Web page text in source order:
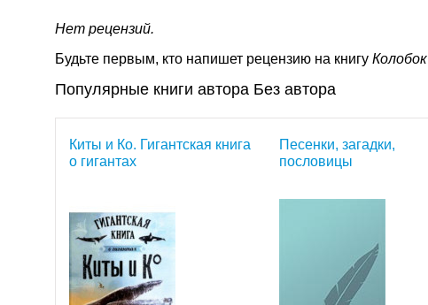
Нет рецензий.
Будьте первым, кто напишет рецензию на книгу Колобок
Популярные книги автора Без автора
Киты и Ко. Гигантская книга
о гигантах
Песенки, загадки,
пословицы